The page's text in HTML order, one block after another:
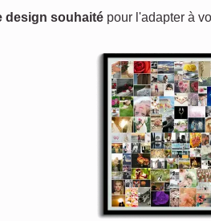
design souhaité pour l'adapter à